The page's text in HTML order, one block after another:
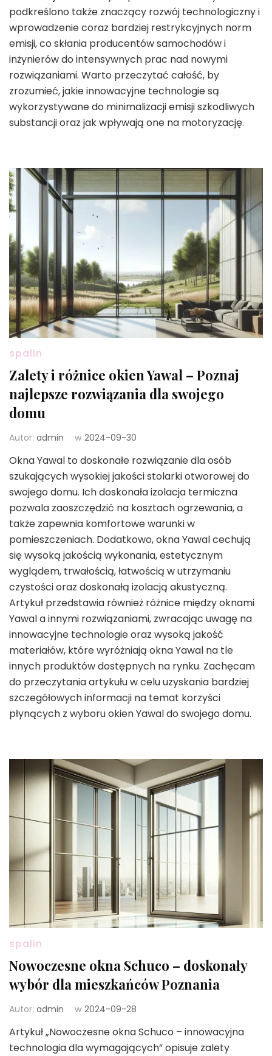
podkreślono także znaczący rozwój technologiczny i
wprowadzenie coraz bardziej restrykcyjnych norm
emisji, co skłania producentów samochodów i
inżynierów do intensywnych prac nad nowymi
rozwiązaniami. Warto przeczytać całość, by
zrozumieć, jakie innowacyjne technologie są
wykorzystywane do minimalizacji emisji szkodliwych
substancji oraz jak wpływają one na motoryzację.
spalin
Zalety i różnice okien Yawal – Poznaj
najlepsze rozwiązania dla swojego
domu
Autor: admin w 2024-09-30
Okna Yawal to doskonałe rozwiązanie dla osób
szukających wysokiej jakości stolarki otworowej do
swojego domu. Ich doskonała izolacja termiczna
pozwala zaoszczędzić na kosztach ogrzewania, a
także zapewnia komfortowe warunki w
pomieszczeniach. Dodatkowo, okna Yawal cechują
się wysoką jakością wykonania, estetycznym
wyglądem, trwałością, łatwością w utrzymaniu
czystości oraz doskonałą izolacją akustyczną.
Artykuł przedstawia również różnice między oknami
Yawal a innymi rozwiązaniami, zwracając uwagę na
innowacyjne technologie oraz wysoką jakość
materiałów, które wyróżniają okna Yawal na tle
innych produktów dostępnych na rynku. Zachęcam
do przeczytania artykułu w celu uzyskania bardziej
szczegółowych informacji na temat korzyści
płynących z wyboru okien Yawal do swojego domu.
spalin
Nowoczesne okna Schuco – doskonały
wybór dla mieszkańców Poznania
Autor: admin w 2024-09-28
Artykuł „Nowoczesne okna Schuco – innowacyjna
technologia dla wymagających” opisuje zalety